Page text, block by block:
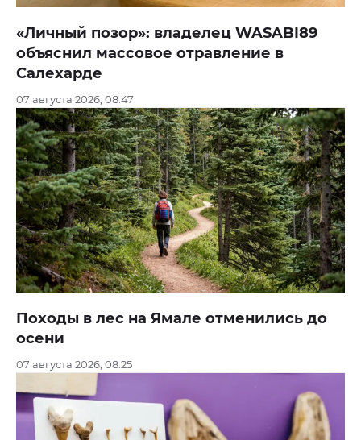
«Личный позор»: владелец WASABI89
объяснил массовое отравление в
Салехарде
07 августа 2026, 08:47
Походы в лес на Ямале отменились до
осени
07 августа 2026, 08:25